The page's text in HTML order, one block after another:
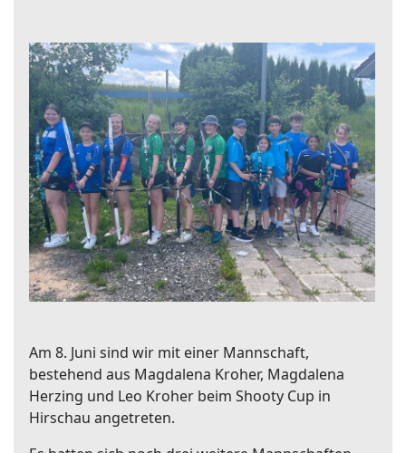
Am 8. Juni sind wir mit einer Mannschaft,
bestehend aus Magdalena Kroher, Magdalena
Herzing und Leo Kroher beim Shooty Cup in
Hirschau angetreten.